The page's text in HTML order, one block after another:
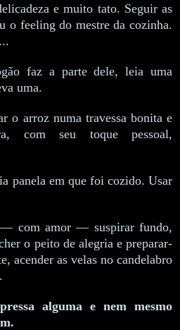
e muito tato. Seguir as
o feeling do mestre da cozinha.
faz a parte dele, leia uma
uma.
o arroz numa travessa bonita e
com seu toque pessoal,
panela em que foi cozido. Usar
com amor — suspirar fundo,
o peito de alegria e preparar-
acender as velas no candelabro
alguma e nem mesmo